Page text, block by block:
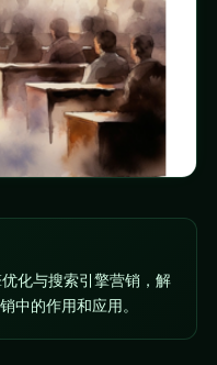
化与搜索引擎营销，解
中的作用和应用。